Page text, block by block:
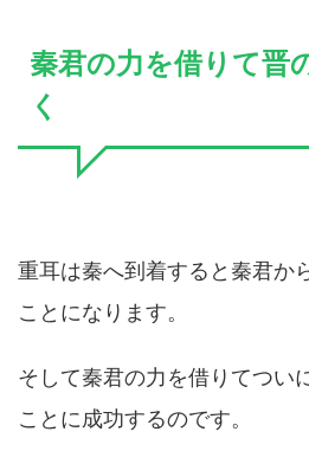
秦君の力を借りて晋
く
重耳は秦へ到着すると秦君か
ことになります。
そして秦君の力を借りてつい
ことに成功するのです。